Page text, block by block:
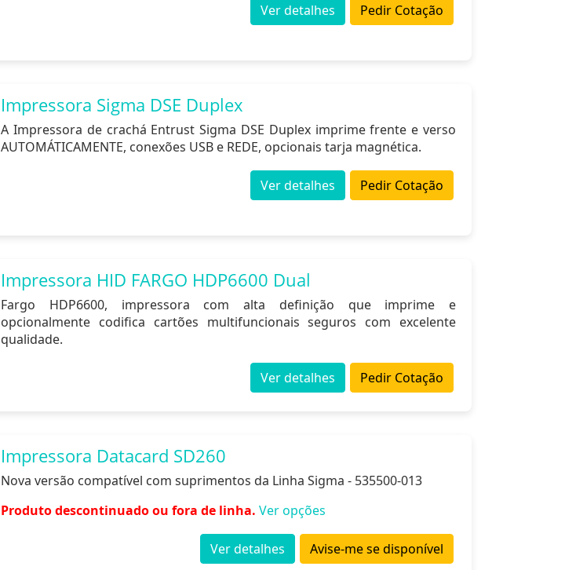
Pedir Cotação
Ver detalhes
Impressora Sigma DSE Duplex
A Impressora de crachá Entrust Sigma DSE Duplex imprime frente e verso
AUTOMÁTICAMENTE, conexões USB e REDE, opcionais tarja magnética.
Pedir Cotação
Ver detalhes
Impressora HID FARGO HDP6600 Dual
Fargo HDP6600, impressora com alta definição que imprime e
opcionalmente codifica cartões multifuncionais seguros com excelente
qualidade.
Pedir Cotação
Ver detalhes
Impressora Datacard SD260
Nova versão compatível com suprimentos da Linha Sigma - 535500-013
Produto descontinuado ou fora de linha. Ver opções
Avise-me se disponível
Ver detalhes